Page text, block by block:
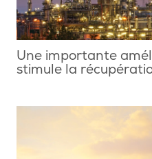
Une importante
stimule la